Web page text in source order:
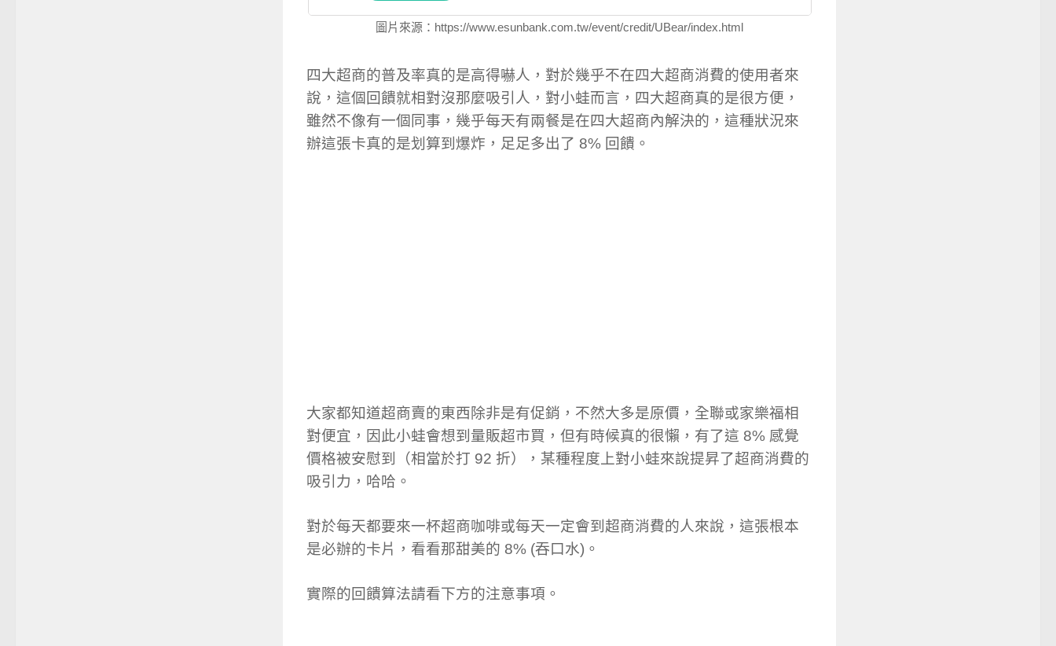
圖片來源：https://www.esunbank.com.tw/event/credit/UBear/index.html
四大超商的普及率真的是高得嚇人，對於幾乎不在四大超商消費的使用者來
說，這個回饋就相對沒那麼吸引人，對小蛙而言，四大超商真的是很方便，
雖然不像有一個同事，幾乎每天有兩餐是在四大超商內解決的，這種狀況來
辦這張卡真的是划算到爆炸，足足多出了 8% 回饋。
大家都知道超商賣的東西除非是有促銷，不然大多是原價，全聯或家樂福相
對便宜，因此小蛙會想到量販超市買，但有時候真的很懶，有了這 8% 感覺
價格被安慰到（相當於打 92 折），某種程度上對小蛙來說提昇了超商消費的
吸引力，哈哈。
對於每天都要來一杯超商咖啡或每天一定會到超商消費的人來說，這張根本
是必辦的卡片，看看那甜美的 8% (吞口水)。
實際的回饋算法請看下方的注意事項。